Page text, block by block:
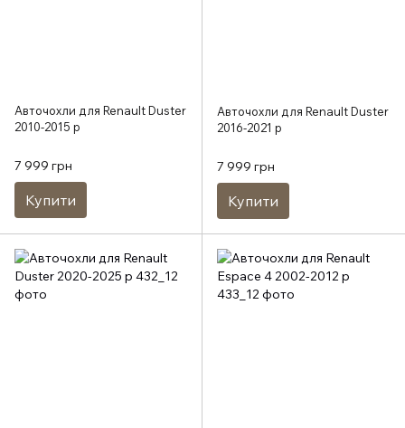
Авточохли для Renault Duster
2010-2015 р
7 999 грн
Купити
Авточохли для Renault Duster
2016-2021 р
7 999 грн
Купити